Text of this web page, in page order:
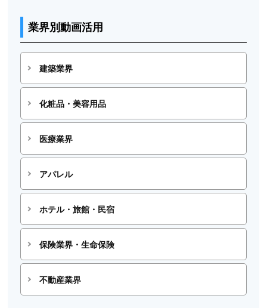
業界別動画活用
建築業界
化粧品・美容用品
医療業界
アパレル
ホテル・旅館・民宿
保険業界・生命保険
不動産業界